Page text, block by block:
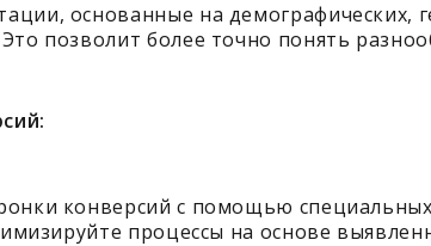
основанные на демографических,
позволит более точно понять
конверсий с помощью
процессы на основе